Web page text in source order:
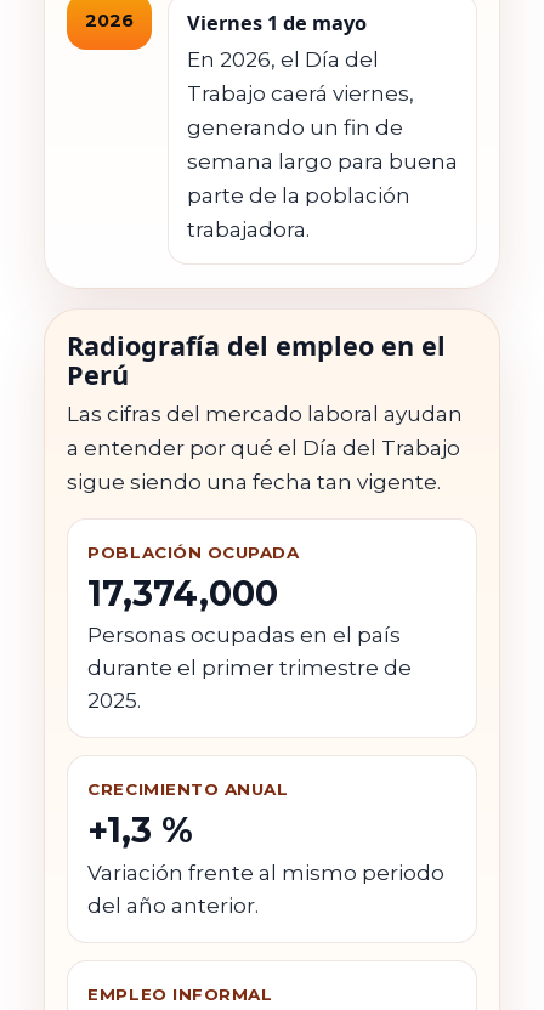
2026 Viernes 1 de mayo
En 2026, el Día del
Trabajo caerá viernes,
generando un fin de
semana largo para buena
parte de la población
trabajadora.
Radiografía del empleo en el
Perú
Las cifras del mercado laboral ayudan
a entender por qué el Día del Trabajo
sigue siendo una fecha tan vigente.
POBLACIÓN OCUPADA
17,374,000
Personas ocupadas en el país
durante el primer trimestre de
2025.
CRECIMIENTO ANUAL
+1,3 %
Variación frente al mismo periodo
del año anterior.
EMPLEO INFORMAL